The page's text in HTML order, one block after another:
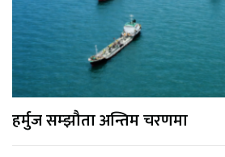
हर्मुज सम्झौता अन्तिम चरणमा